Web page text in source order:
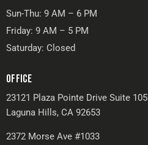
Sun-Thu: 9 AM – 6 PM
Friday: 9 AM – 5 PM
Saturday: Closed
OFFICE
23121 Plaza Pointe Drive Suite 105
Laguna Hills, CA 92653
2372 Morse Ave #1033